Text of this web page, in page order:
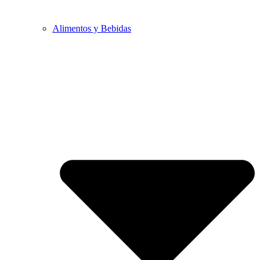
Alimentos y Bebidas